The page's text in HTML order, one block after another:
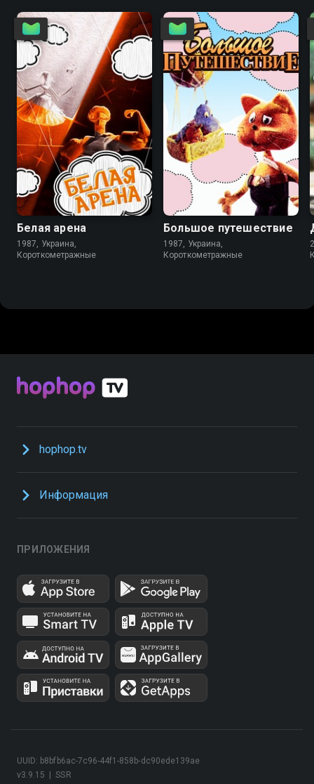
6.2
Белая арена
1987, Украина,
Короткометражные
Большое путешествие
1987, Украина,
Короткометражные
hophop.tv
Информация
ПРИЛОЖЕНИЯ
v3.9.15 SSR
UUID: b8bfb6ac-7c96-44f1-858b-dc90ede139ae